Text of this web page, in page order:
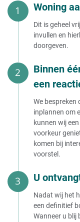
Woning
Dit is geheel
invullen en
doorgeven.
Binnen
een
We bespreken
inplannen om
kunnen wij
voorkeur
komen bij
voorstel.
U
Nadat wij het
een definitief
Wanneer u blij